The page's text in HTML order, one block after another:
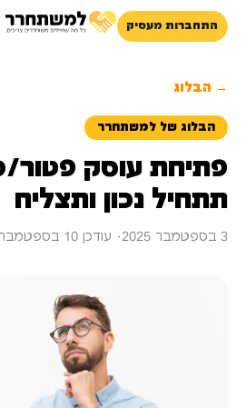
התחברות מעסיק
→ הבלוג
הבלוג של למשתחרר
פתיחת עוסק
תתחיל נכון ותצליח
3 בספטמבר 2025 · עודכן 10 בספטמבר 2025